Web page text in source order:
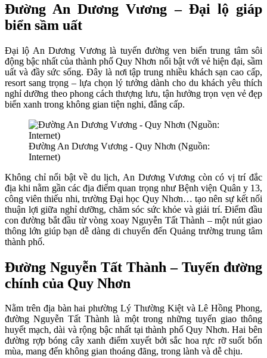
Đường An Dương Vương – Đại lộ giáp
biển sầm uất
Đại lộ An Dương Vương là tuyến đường ven biển trung tâm sôi
động bậc nhất của thành phố Quy Nhơn nổi bật với vẻ hiện đại, sầm
uất và đầy sức sống. Đây là nơi tập trung nhiều khách sạn cao cấp,
resort sang trọng – lựa chọn lý tưởng dành cho du khách yêu thích
nghỉ dưỡng theo phong cách thượng lưu, tận hưởng trọn vẹn vẻ đẹp
biển xanh trong không gian tiện nghi, đẳng cấp.
Đường An Dương Vương - Quy Nhơn (Nguồn:
Internet)
Không chỉ nổi bật về du lịch, An Dương Vương còn có vị trí đắc
địa khi nằm gần các địa điểm quan trọng như Bệnh viện Quân y 13,
công viên thiếu nhi, trường Đại học Quy Nhơn… tạo nên sự kết nối
thuận lợi giữa nghỉ dưỡng, chăm sóc sức khỏe và giải trí. Điểm đầu
con đường bắt đầu từ vòng xoay Nguyễn Tất Thành – một nút giao
thông lớn giúp bạn dễ dàng di chuyển đến Quảng trường trung tâm
thành phố.
Đường Nguyễn Tất Thành – Tuyến đường
chính của Quy Nhơn
Nằm trên địa bàn hai phường Lý Thường Kiệt và Lê Hồng Phong,
đường Nguyễn Tất Thành là một trong những tuyến giao thông
huyết mạch, dài và rộng bậc nhất tại thành phố Quy Nhơn. Hai bên
đường rợp bóng cây xanh điểm xuyết bởi sắc hoa rực rỡ suốt bốn
mùa, mang đến không gian thoáng đãng, trong lành và dễ chịu.